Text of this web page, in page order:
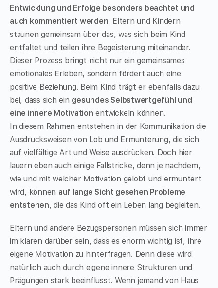
Entwicklung und Erfolge besonders beachtet und
auch kommentiert werden. Eltern und Kindern
staunen gemeinsam über das, was sich beim Kind
entfaltet und teilen ihre Begeisterung miteinander.
Dieser Prozess bringt nicht nur ein gemeinsames
emotionales Erleben, sondern fördert auch eine
positive Beziehung. Beim Kind trägt er ebenfalls dazu
bei, dass sich ein gesundes Selbstwertgefühl und
eine innere Motivation entwickeln können.
In diesem Rahmen entstehen in der Kommunikation die
Ausdrucksweisen von Lob und Ermunterung, die sich
auf vielfältige Art und Weise ausdrücken. Doch hier
lauern eben auch einige Fallstricke, denn je nachdem,
wie und mit welcher Motivation gelobt und ermuntert
wird, können auf lange Sicht gesehen Probleme
entstehen, die das Kind oft ein Leben lang begleiten.
Eltern und andere Bezugspersonen müssen sich immer
im klaren darüber sein, dass es enorm wichtig ist, ihre
eigene Motivation zu hinterfragen. Denn diese wird
natürlich auch durch eigene innere Strukturen und
Prägungen stark beeinflusst. Wenn jemand von Haus